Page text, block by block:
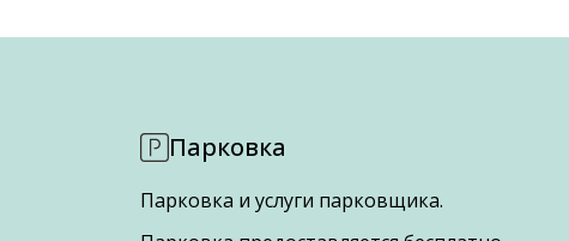
Парковка
Парковка и услуги парковщика.